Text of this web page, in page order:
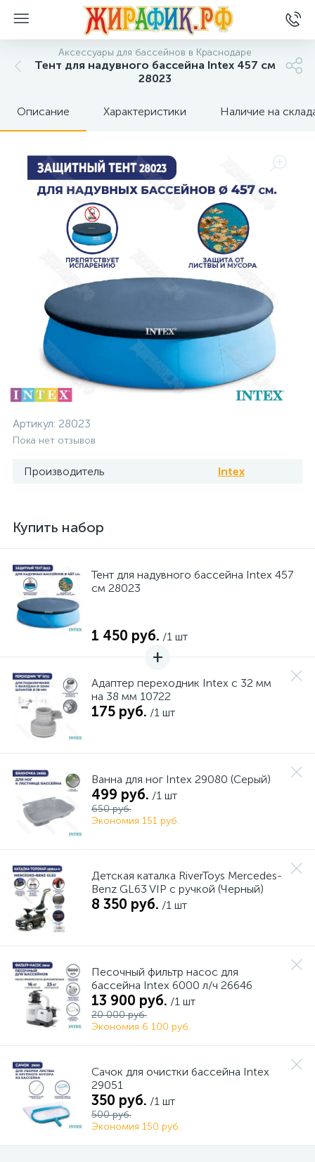
Аксессуары для бассейнов в Краснодаре
Тент для надувного бассейна Intex 457 см
28023
Описание Характеристики Наличие на
Артикул: 28023
Пока нет отзывов
Производитель Intex
Купить набор
Тент для надувного бассейна Intex 457
см 28023
1 450 руб. /1 шт
Адаптер переходник Intex с 32 мм
на 38 мм 10722
175 руб. /1 шт
Ванна для ног Intex 29080 (Серый)
499 руб. /1 шт
650 руб.
Экономия 151 руб.
Детская каталка RiverToys Mercedes-
Benz GL63 VIP c ручкой (Черный)
8 350 руб. /1 шт
Песочный фильтр насос для
бассейна Intex 6000 л/ч 26646
13 900 руб. /1 шт
20 000 руб.
Экономия 6 100 руб.
Сачок для очистки бассейна Intex
29051
350 руб. /1 шт
500 руб.
Экономия 150 руб.